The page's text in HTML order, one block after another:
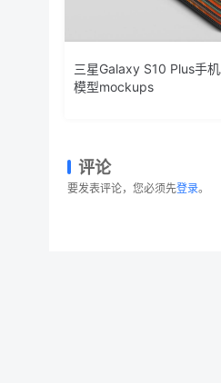
三星Galaxy S10 Plus手
模型mockups
评论
要发表评论，您必须先登录。